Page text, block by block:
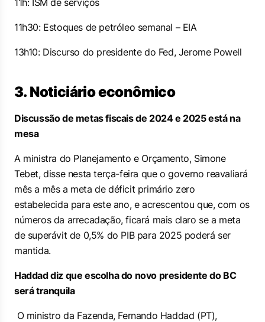
11h: ISM de serviços
11h30: Estoques de petróleo semanal – EIA
13h10: Discurso do presidente do Fed, Jerome Powell
3. Noticiário econômico
Discussão de metas fiscais de 2024 e 2025 está na
mesa
A ministra do Planejamento e Orçamento, Simone
Tebet, disse nesta terça-feira que o governo reavaliará
mês a mês a meta de déficit primário zero
estabelecida para este ano, e acrescentou que, com os
números da arrecadação, ficará mais claro se a meta
de superávit de 0,5% do PIB para 2025 poderá ser
mantida.
Haddad diz que escolha do novo presidente do BC
será tranquila
O ministro da Fazenda, Fernando Haddad (PT),